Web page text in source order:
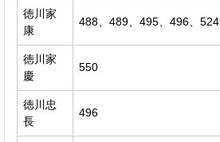
徳川家
康
488、489、495、496、524
徳川家
慶
550
徳川忠
長
496